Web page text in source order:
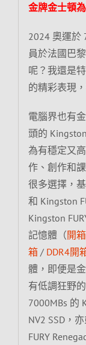
金牌金士頓
2024 奧運於
員於法國巴
呢？我還是
的精彩表現
電腦界也有
頭的
為有穩定又
作、創作和
很多選擇，
和 Kingston
Kingston
記憶體（開箱
箱/ DDR4開
體，即便是金
有低調狂野
7000MBs 的
NV2 SSD，
FURY